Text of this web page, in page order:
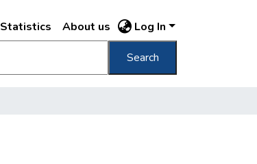
Statistics About us Log In
Search